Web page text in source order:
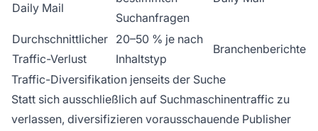
Daily Mail
Suchanfragen
Durchschnittlicher
Traffic-Verlust
20–50 % je nach
Inhaltstyp
Branchenberichte
Traffic-Diversifikation jenseits der Suche
Statt sich ausschließlich auf Suchmaschinentraffic zu
verlassen, diversifizieren vorausschauende Publisher